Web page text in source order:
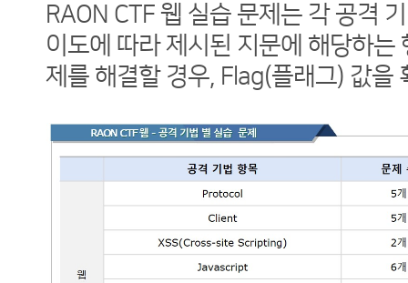
RAON CTF 웹 실습 문제는 각 공격
이도에 따라 제시된 지문에 해당하
제를 해결할 경우, Flag(플래그) 값을